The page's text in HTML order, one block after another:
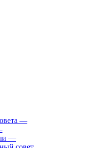
—
—